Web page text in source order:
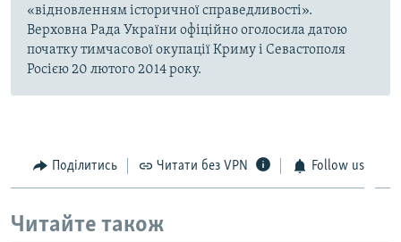
«відновленням історичної справедливості».
Верховна Рада України офіційно оголосила датою
початку тимчасової окупації Криму і Севастополя
Росією 20 лютого 2014 року.
Поділитись Читати без VPN Follow us
Читайте також